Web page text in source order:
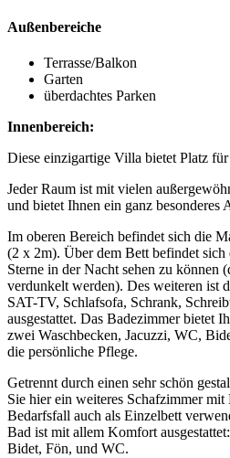
Außenbereiche
Terrasse/Balkon
Garten
überdachtes Parken
Innenbereich:
Diese einzigartige Villa bietet Platz für
Jeder Raum ist mit vielen
und bietet Ihnen ein ganz besonderes
Im oberen Bereich befindet sich die
(2 x 2m). Über dem Bett befindet
Sterne in der Nacht sehen zu können
verdunkelt werden). Des weiteren ist
SAT-TV, Schlafsofa, Schrank,
ausgestattet. Das Badezimmer bietet
zwei Waschbecken, Jacuzzi, WC,
die persönliche Pflege.
Getrennt durch einen sehr schön
Sie hier ein weiteres Schafzimmer
Bedarfsfall auch als Einzelbett
Bad ist mit allem Komfort
Bidet, Fön, und WC.